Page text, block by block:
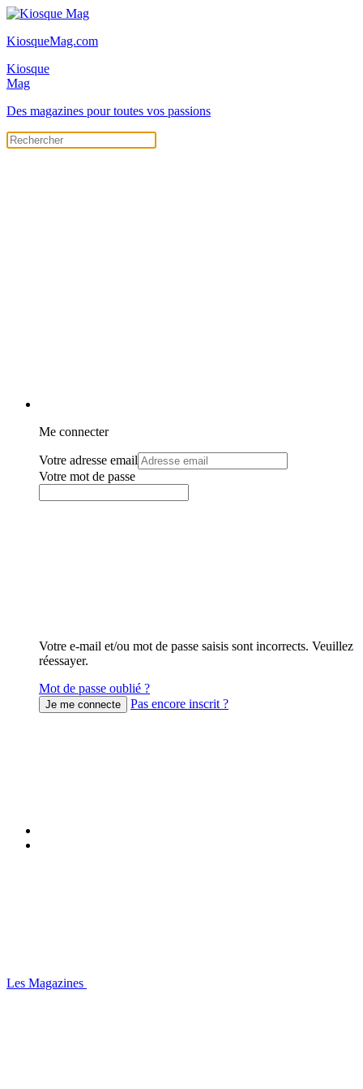
KiosqueMag.com
Kiosque
Mag
Des magazines pour toutes vos passions
Me connecter
Votre adresse email
Votre mot de passe
Votre e-mail et/ou mot de passe saisis sont incorrects. Veuillez
réessayer.
Mot de passe oublié ?
Pas encore inscrit ?
Les Magazines